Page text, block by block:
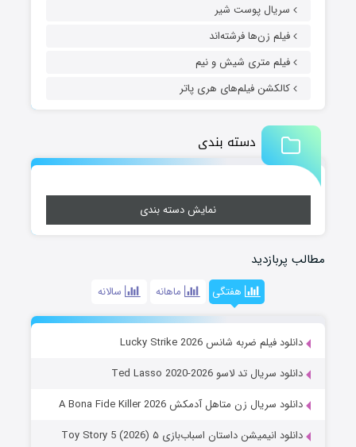
سریال پوست شیر
فیلم زن‌ها فرشته‌اند
فیلم متری شیش و نیم
کالکشن فیلم‌های هری پاتر
دسته بندی
نمایش دسته بندی
مطالب پربازدید
هفتگی ماهانه سالانه
دانلود فیلم ضربه شانس Lucky Strike 2026
دانلود سریال تد لاسو Ted Lasso 2020-2026
دانلود سریال زن متاهل آدمکش A Bona Fide Killer 2026
دانلود انیمیشن داستان اسباب‌بازی ۵ Toy Story 5 (2026)